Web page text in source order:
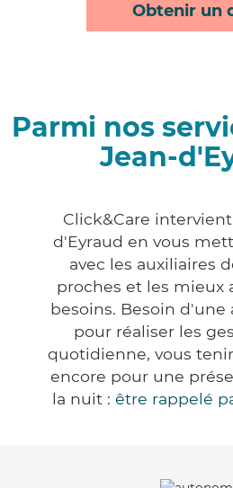
Obtenir un
Parmi nos
Jean-
Click&Care
d'Eyraud en vous
avec les auxiliaires
proches et les mieux
besoins. Besoin d'une
pour réaliser les
quotidienne, vous
encore pour une
la nuit : être rappelé